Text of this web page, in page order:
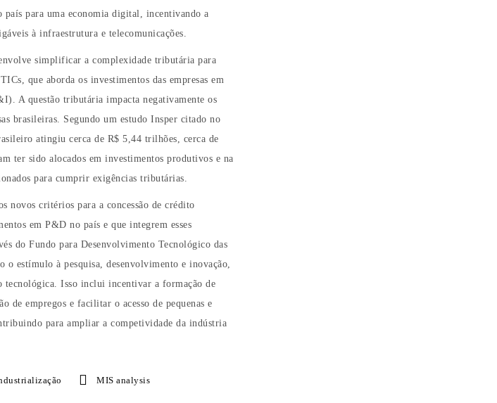
para uma economia digital, incentivando a
à infraestrutura e telecomunicações.
simplificar a complexidade tributária para
que aborda os investimentos das empresas em
A questão tributária impacta negativamente os
brasileiras. Segundo um estudo Insper citado no
atingiu cerca de R$ 5,44 trilhões, cerca de
ter sido alocados em investimentos produtivos e na
para cumprir exigências tributárias.
novos critérios para a concessão de crédito
em P&D no país e que integrem esses
do Fundo para Desenvolvimento Tecnológico das
estímulo à pesquisa, desenvolvimento e inovação,
tecnológica. Isso inclui incentivar a formação de
de empregos e facilitar o acesso de pequenas e
para ampliar a competividade da indústria
MIS analysis